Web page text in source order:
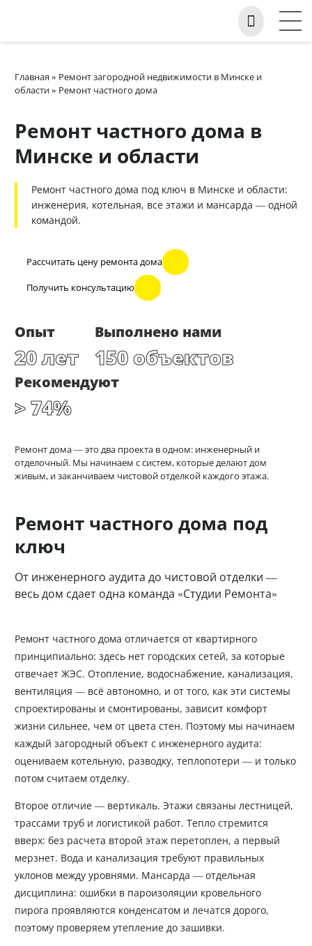
Главная » Ремонт загородной недвижимости в Минске и
области» Ремонт частного дома
Ремонт частного дома в
Минске и области
Ремонт частного дома под ключ в Минске и области:
инженерия, котельная, все этажи и мансарда — одной
командой.
Рассчитать цену ремонта дома
Получить консультацию
Опыт
20 лет
Выполнено нами
150 объектов
Рекомендуют
> 74%
Ремонт дома — это два проекта в одном: инженерный и
отделочный. Мы начинаем с систем, которые делают дом
живым, и заканчиваем чистовой отделкой каждого этажа.
Ремонт частного дома под
ключ
От инженерного аудита до чистовой отделки —
весь дом сдает одна команда «Студии Ремонта»
Ремонт частного дома отличается от квартирного
принципиально: здесь нет городских сетей, за которые
отвечает ЖЭС. Отопление, водоснабжение, канализация,
вентиляция — всё автономно, и от того, как эти системы
спроектированы и смонтированы, зависит комфорт
жизни сильнее, чем от цвета стен. Поэтому мы начинаем
каждый загородный объект с инженерного аудита:
оцениваем котельную, разводку, теплопотери — и только
потом считаем отделку.
Второе отличие — вертикаль. Этажи связаны лестницей,
трассами труб и логистикой работ. Тепло стремится
вверх: без расчета второй этаж перетоплен, а первый
мерзнет. Вода и канализация требуют правильных
уклонов между уровнями. Мансарда — отдельная
дисциплина: ошибки в пароизоляции кровельного
пирога проявляются конденсатом и лечатся дорого,
поэтому проверяем утепление до зашивки.